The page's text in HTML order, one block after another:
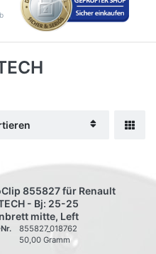
855827 für Renault
- Bj: 25-25
mitte, Left
855827_018762
50,00 Gramm